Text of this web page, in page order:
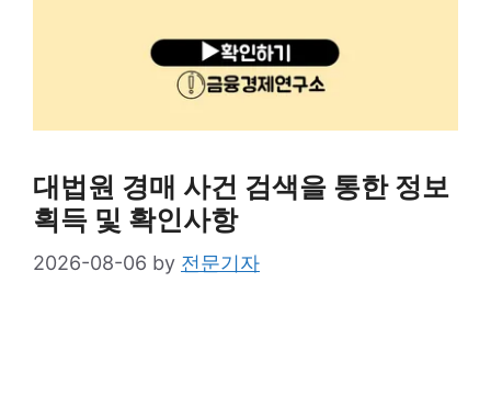
대법원 경매 사건 검색을 통한 정보
획득 및 확인사항
2026-08-06 by 전문기자